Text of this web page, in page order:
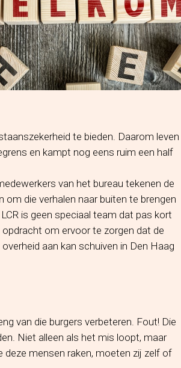
te bieden. Daarom leven
en kampt nog eens ruim een half
van het bureau tekenen de
om die verhalen naar buiten te brengen
is geen speciaal team dat pas kort
om ervoor te zorgen dat de
aan kan schuiven in Den Haag
van die burgers verbeteren. Fout! Die
Niet alleen als het mis loopt, maar
deze mensen raken, moeten zij zelf of